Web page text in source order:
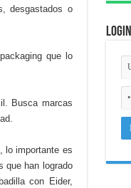
desgastados o
que lo
Busca marcas
lo importante es
que han logrado
con Eider,
Login